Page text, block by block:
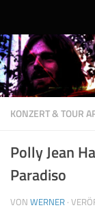
KONZERT & TOUR
Polly Jean
Paradiso
VON WERNER ·